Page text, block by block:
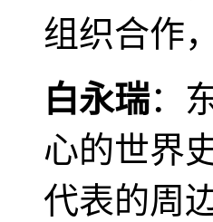
组织合作
白永瑞：
心的世界
代表的周